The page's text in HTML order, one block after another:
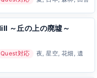
～丘の上の廃墟～
Quest対応
夜, 星空, 花畑, 遺